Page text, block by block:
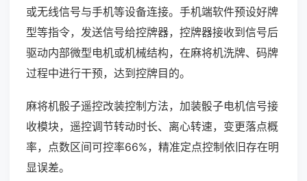
或无线信号与手机等设备连接。手机端软件预设好牌
型等指令，发送信号给控牌器，控牌器接收到信号后
驱动内部微型电机或机械结构，在麻将机洗牌、码牌
过程中进行干预，达到控牌目的。
麻将机骰子遥控改装控制方法，加装骰子电机信号接
收模块，遥控调节转动时长、离心转速，变更落点概
率，点数区间可控率66%，精准定点控制依旧存在明
显误差。